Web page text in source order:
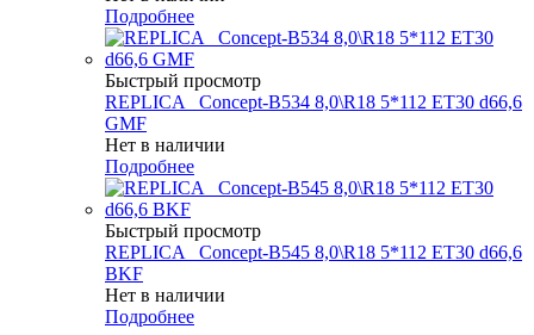
Подробнее
Быстрый просмотр
REPLICA _Concept-B534 8,0\R18 5*112 ET30 d66,6
GMF
Нет в наличии
Подробнее
Быстрый просмотр
REPLICA _Concept-B545 8,0\R18 5*112 ET30 d66,6
BKF
Нет в наличии
Подробнее